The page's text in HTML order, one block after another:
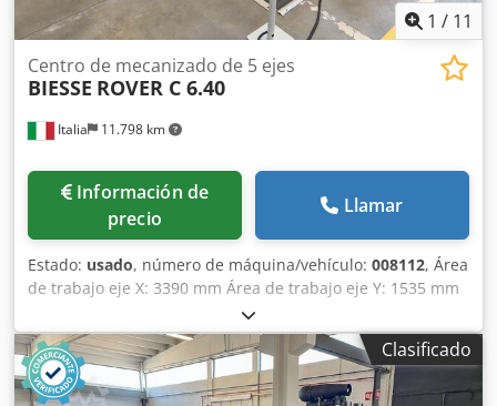
1 / 11
Italia 11.798 km
Centro de mecanizado de 5 ejes
BIESSE ROVER C 6.40
Información de
precio
Llamar
Estado: usado, número de máquina/vehículo: 008112, Área
de trabajo eje X: 3390 mm Área de trabajo eje Y: 1535 mm
Superficie de trabajo: con soportes de consola de vacío
Potencia del husillo principal: 15 kW Cjdpfew Idgvjx Akcjrf
Nº de ejes controlados: 5 ejes Número de husillos de
taladrado: 21 Número de posiciones de herramientas: 14
Clasificado